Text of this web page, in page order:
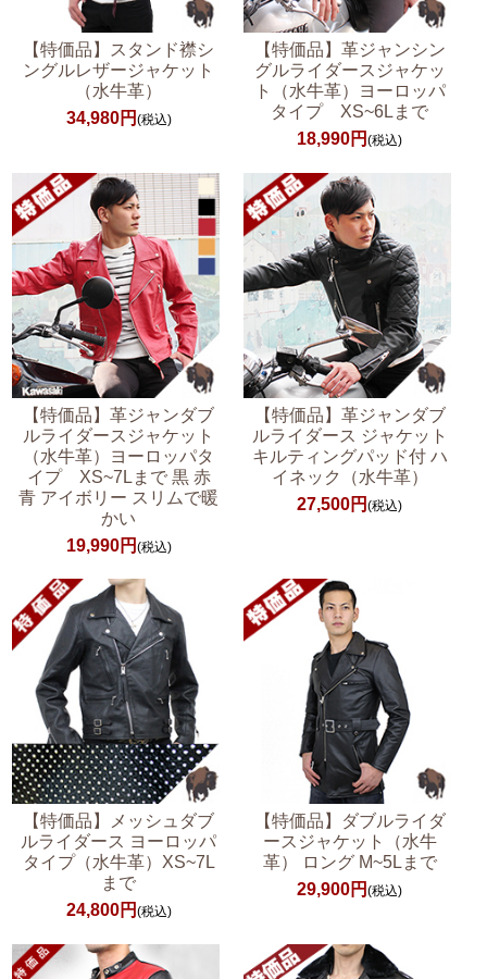
【特価品】スタンド襟シ
ングルレザージャケット
（水牛革）
34,980円 (税込)
【特価品】革ジャンシン
グルライダースジャケッ
ト（水牛革）ヨーロッパ
タイプ XS~6Lまで
18,990円(税込)
【特価品】革ジャンダブ
ルライダースジャケット
（水牛革）ヨーロッパタ
イプ XS~7Lまで 黒 赤
青 アイボリー スリムで暖
かい
19,990円 (税込)
【特価品】革ジャンダブ
ルライダース ジャケット
キルティングパッド付 ハ
イネック（水牛革）
27,500円(税込)
【特価品】メッシュダブ
ルライダース ヨーロッパ
タイプ（水牛革）XS~7L
まで
24,800円 (税込)
【特価品】ダブルライダ
ースジャケット（水牛
革） ロング M~5Lまで
29,900円(税込)